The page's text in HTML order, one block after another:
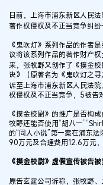
日前，上海市浦东新区人民
著作权侵权及不正当竞争纠纷
《鬼吹灯》系列作品的作者
议将该系列作品的著作财产
来，张牧野又创作了《摸金
诀》（原著名为《鬼吹灯之
诉至上海市浦东新区人民法
权侵权及不正当竞争，5被告
《摸金校尉》的推广是否构
牧野还能否使用“胡八一
的“同人小说”第一案在浦东
90万元及合理费用12.6万元
《摸金校尉》虚假宣传被告
原告玄霆公司诉称，张牧野